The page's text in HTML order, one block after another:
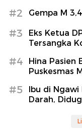
#2 Gempa M
#3
Eks Ketua
Tersangka
#4
Hina Pasien
Puskesmas
#5
Ibu di Ngawi
Darah,